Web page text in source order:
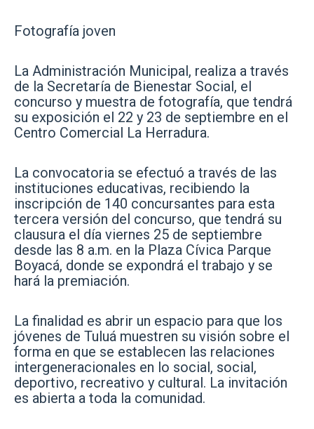
Fotografía joven
La Administración Municipal, realiza a través
de la Secretaría de Bienestar Social, el
concurso y muestra de fotografía, que tendrá
su exposición el 22 y 23 de septiembre en el
Centro Comercial La Herradura.
La convocatoria se efectuó a través de las
instituciones educativas, recibiendo la
inscripción de 140 concursantes para esta
tercera versión del concurso, que tendrá su
clausura el día viernes 25 de septiembre
desde las 8 a.m. en la Plaza Cívica Parque
Boyacá, donde se expondrá el trabajo y se
hará la premiación.
La finalidad es abrir un espacio para que los
jóvenes de Tuluá muestren su visión sobre el
forma en que se establecen las relaciones
intergeneracionales en lo social, social,
deportivo, recreativo y cultural. La invitación
es abierta a toda la comunidad.